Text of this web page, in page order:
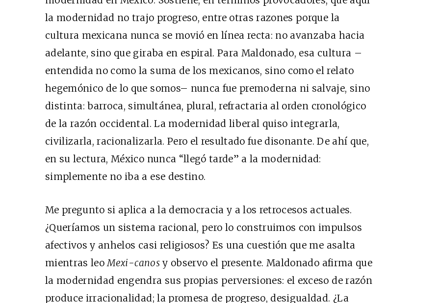
la modernidad no trajo progreso, entre otras razones porque la
cultura mexicana nunca se movió en línea recta: no avanzaba hacia
adelante, sino que giraba en espiral. Para Maldonado, esa cultura –
entendida no como la suma de los mexicanos, sino como el relato
hegemónico de lo que somos– nunca fue premoderna ni salvaje, sino
distinta: barroca, simultánea, plural, refractaria al orden cronológico
de la razón occidental. La modernidad liberal quiso integrarla,
civilizarla, racionalizarla. Pero el resultado fue disonante. De ahí que,
en su lectura, México nunca “llegó tarde” a la modernidad:
simplemente no iba a ese destino.
Me pregunto si aplica a la democracia y a los retrocesos actuales.
¿Queríamos un sistema racional, pero lo construimos con impulsos
afectivos y anhelos casi religiosos? Es una cuestión que me asalta
mientras leoMexi-canosy observo el presente. Maldonado afirma que
la modernidad engendra sus propias perversiones: el exceso de razón
produce irracionalidad; la promesa de progreso, desigualdad. ¿La